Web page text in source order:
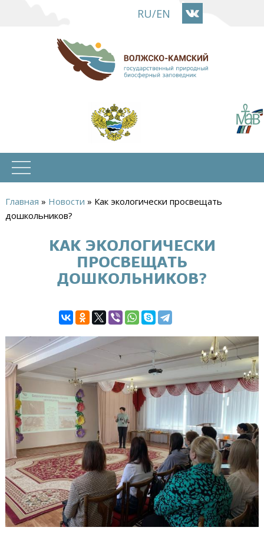
основному
содержанию
RU/EN
Вы
Главная » Новости » Как экологически просвещать
дошкольников?
КАК ЭКОЛОГИЧЕСКИ
ПРОСВЕЩАТЬ
ДОШКОЛЬНИКОВ?